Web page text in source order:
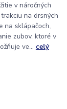
v náročných
na drsných
na sklápačoch,
zubov, ktoré v
ve... celý